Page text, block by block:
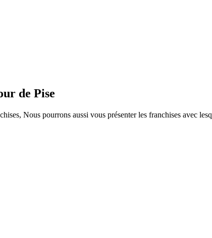
de Pise
Nous pourrons aussi vous présenter les franchises avec